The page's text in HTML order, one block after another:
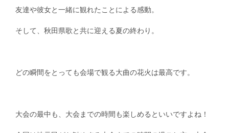
友達や彼女と一緒に観れたことによる感動。
そして、秋田県歌と共に迎える夏の終わり。
どの瞬間をとっても会場で観る大曲の花火は最高です。
大会の最中も、大会までの時間も楽しめるといいですよね！